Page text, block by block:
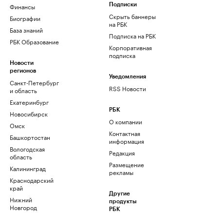
Финансы
Биографии
База знаний
РБК Образование
Новости
регионов
Санкт-Петербург
и область
Екатеринбург
Новосибирск
Омск
Башкортостан
Вологодская
область
Калининград
Краснодарский
край
Нижний
Новгород
Подписки
Скрыть баннеры
на РБК
Подписка на РБК
Корпоративная
подписка
Уведомления
RSS Новости
РБК
О компании
Контактная
информация
Редакция
Размещение
рекламы
Другие
продукты
РБК